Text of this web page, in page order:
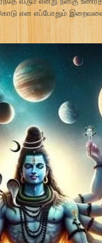
என எப்போதும் இறைவனை